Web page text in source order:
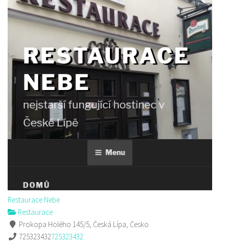
Restaurace Nebe
Restaurace
Prokopa Holého 145/5, Česká Lípa, Česko
725323432725323432